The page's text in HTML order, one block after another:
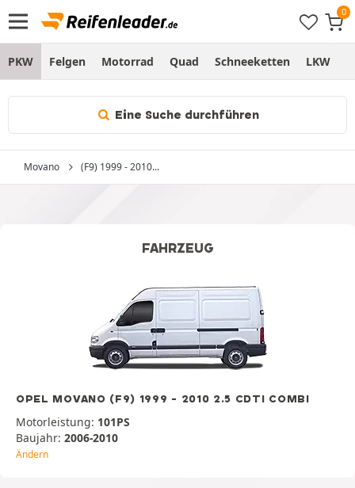
PKW Felgen Motorrad Quad Schneeketten LKW
Eine Suche durchführen
Movano (F9) 1999 - 2010...
FAHRZEUG
OPEL MOVANO (F9) 1999 - 2010 2.5 CDTI COMBI
Motorleistung: 101PS
Baujahr: 2006-2010
Ändern